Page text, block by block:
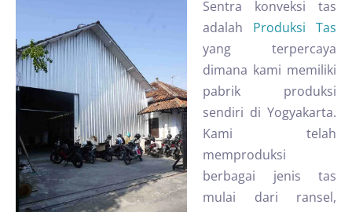
Sentra konveksi tas
adalah Produksi Tas
yang terpercaya
dimana kami memiliki
pabrik produksi
sendiri di Yogyakarta.
Kami telah
memproduksi
berbagai jenis tas
mulai dari ransel,